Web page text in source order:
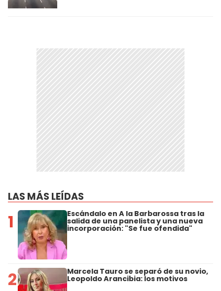
LAS MÁS LEÍDAS
1 Escándalo en A la Barbarossa tras la
salida de una panelista y una nueva
incorporación: "Se fue ofendida"
2 Marcela Tauro se separó de su novio,
Leopoldo Arancibia: los motivos